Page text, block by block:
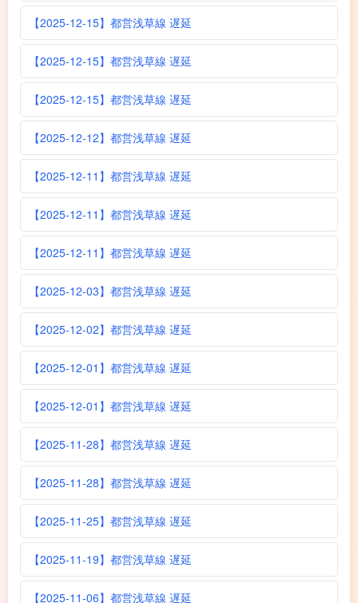
【2025-12-15】都営浅草線 遅延
【2025-12-15】都営浅草線 遅延
【2025-12-15】都営浅草線 遅延
【2025-12-12】都営浅草線 遅延
【2025-12-11】都営浅草線 遅延
【2025-12-11】都営浅草線 遅延
【2025-12-11】都営浅草線 遅延
【2025-12-03】都営浅草線 遅延
【2025-12-02】都営浅草線 遅延
【2025-12-01】都営浅草線 遅延
【2025-12-01】都営浅草線 遅延
【2025-11-28】都営浅草線 遅延
【2025-11-28】都営浅草線 遅延
【2025-11-25】都営浅草線 遅延
【2025-11-19】都営浅草線 遅延
【2025-11-06】都営浅草線 遅延